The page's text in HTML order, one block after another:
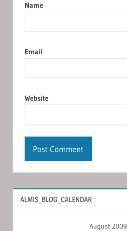
Name
Email
Website
ALMIS_BLOG_CALENDAR
August 2009